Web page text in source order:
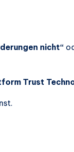
nicht“
Trust